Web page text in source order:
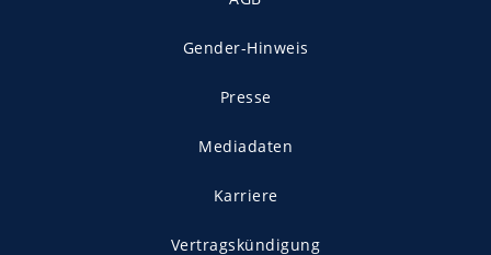
Gender-Hinweis
Presse
Mediadaten
Karriere
Vertragskündigung